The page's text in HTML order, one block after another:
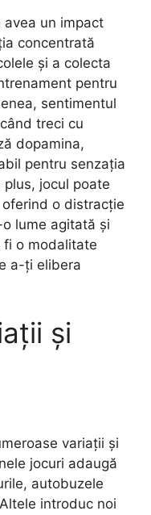
avea un impact
concentrată
și a colecta
pentru
sentimentul
treci cu
dopamina,
pentru senzația
plus, jocul poate
o distracție
lume agitată și
fi o modalitate
a-ți elibera
și
variații și
jocuri adaugă
autobuzele
introduc noi